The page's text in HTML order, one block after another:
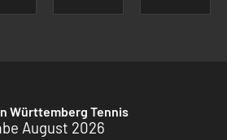
Württemberg Tennis
August 2026